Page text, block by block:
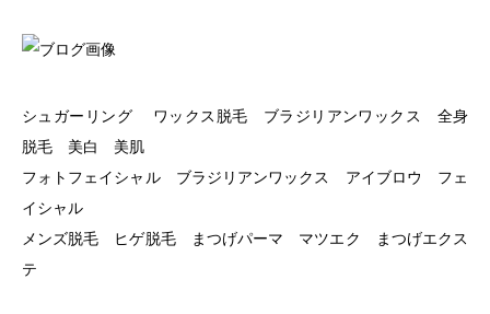
シュガーリング ワックス脱毛 ブラジリアンワックス 全身
脱毛 美白 美肌
フォトフェイシャル ブラジリアンワックス アイブロウ フェ
イシャル
メンズ脱毛 ヒゲ脱毛 まつげパーマ マツエク まつげエクス
テ